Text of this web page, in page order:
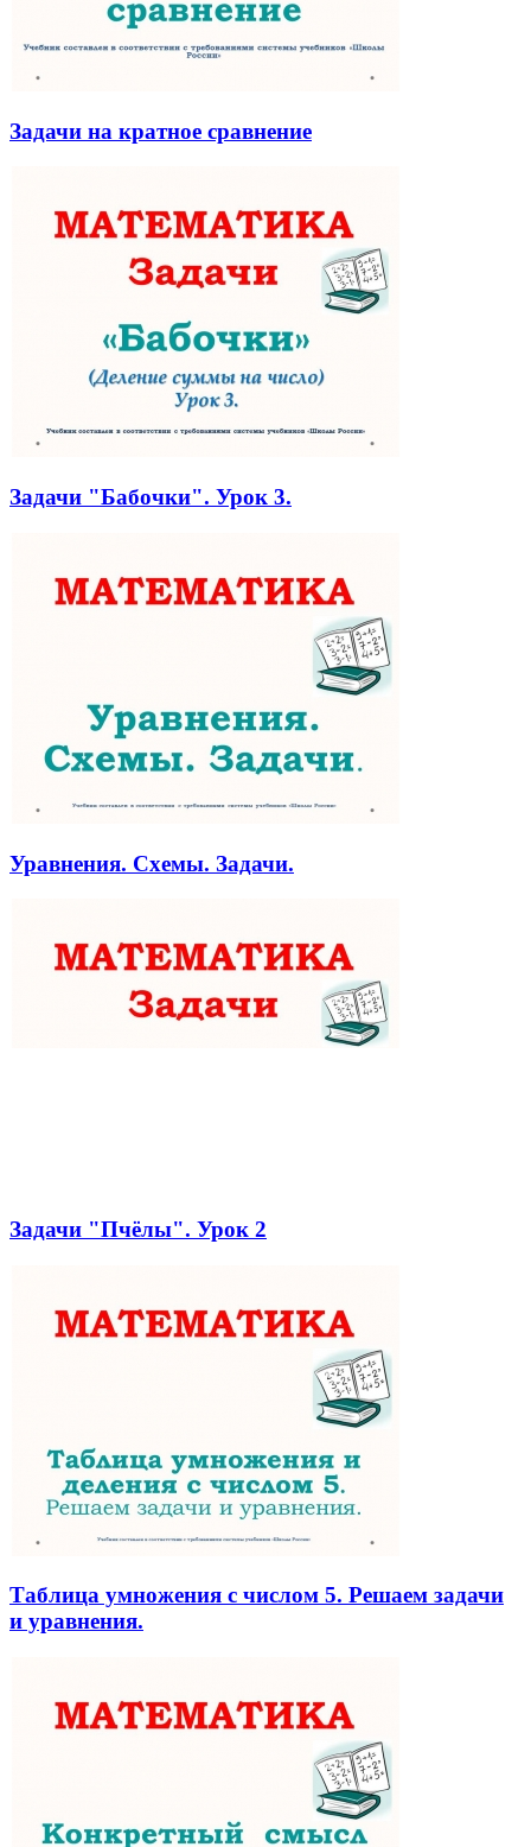
Задачи на кратное сравнение
Задачи "Бабочки". Урок 3.
Уравнения. Схемы. Задачи.
Задачи "Пчёлы". Урок 2
Таблица умножения с числом 5. Решаем задачи
и уравнения.